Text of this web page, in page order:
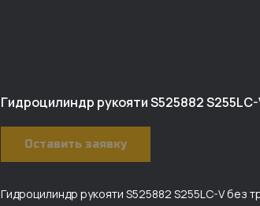
Гидроцилиндр рукояти S525882
Оставить заявку
Гидроцилиндр рукояти S525882 S255LC-V без